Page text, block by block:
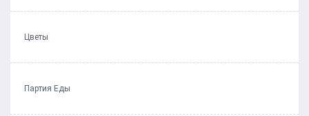
Цветы
Партия Еды